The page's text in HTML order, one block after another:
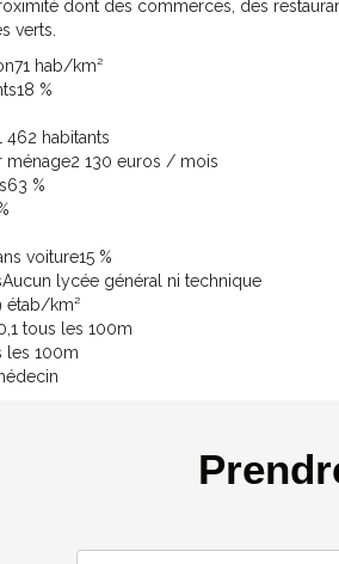
dont des commerces, des
verts.
71 hab/km²
18 %
462 habitants
ménage2 130 euros / mois
63 %
voiture15 %
Aucun lycée général ni technique
étab/km²
tous les 100m
les 100m